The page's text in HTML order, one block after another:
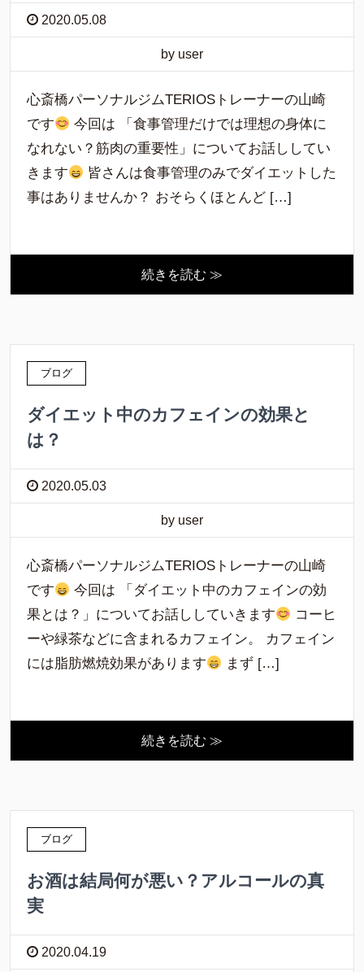
2020.05.08
by user
心斎橋パーソナルジムTERIOSトレーナーの山崎
です
今回は 「食事管理だけでは理想の身体に
なれない？筋肉の重要性」についてお話ししてい
きます
皆さんは食事管理のみでダイエットした
事はありませんか？ おそらくほとんど […]
続きを読む ≫
ブログ
ダイエット中のカフェインの効果と
は？
2020.05.03
by user
心斎橋パーソナルジムTERIOSトレーナーの山崎
です
今回は 「ダイエット中のカフェインの効
果とは？」についてお話ししていきます
コーヒ
ーや緑茶などに含まれるカフェイン。 カフェイン
には脂肪燃焼効果があります
まず […]
続きを読む ≫
ブログ
お酒は結局何が悪い？アルコールの真
実
2020.04.19